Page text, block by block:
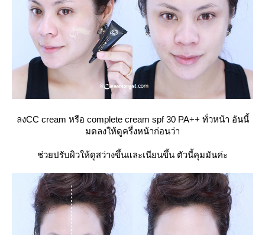
ลงCC cream หรือ complete cream spf 30 PA++ ทั่วหน้า อันนี้
มดลงให้ดูครึ่งหน้าก่อนว่า
ช่วยปรับผิวให้ดูสว่างขึ้นและเนียนขึ้น ตัวนี้คุมมันค่ะ